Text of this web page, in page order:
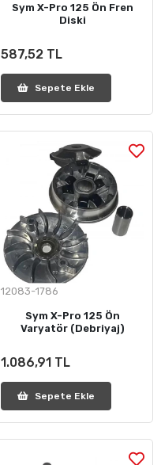
Sym X-Pro 125 Ön Fren
Diski
587,52 TL
Sepete Ekle
12083-1786
Sym X-Pro 125 Ön
Varyatör (Debriyaj)
1.086,91 TL
Sepete Ekle